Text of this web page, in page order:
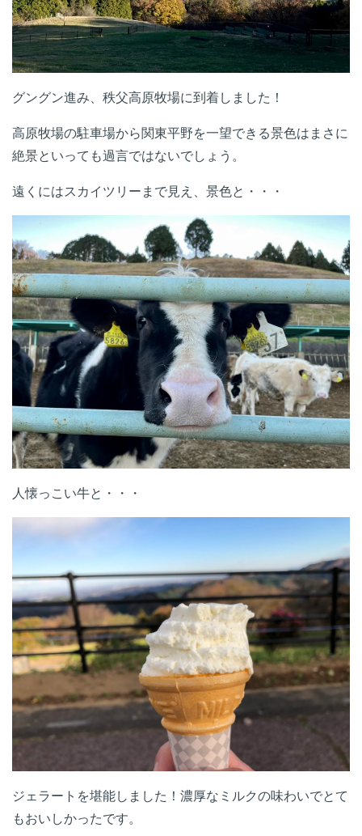
グングン進み、秩父高原牧場に到着しました！
高原牧場の駐車場から関東平野を一望できる景色はまさに
絶景といっても過言ではないでしょう。
遠くにはスカイツリーまで見え、景色と・・・
人懐っこい牛と・・・
ジェラートを堪能しました！濃厚なミルクの味わいでとて
もおいしかったです。